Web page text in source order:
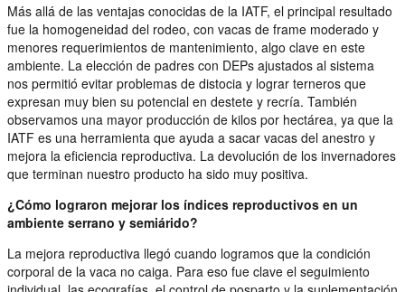
Más allá de las ventajas conocidas de la IATF, el principal resultado
fue la homogeneidad del rodeo, con vacas de frame moderado y
menores requerimientos de mantenimiento, algo clave en este
ambiente. La elección de padres con DEPs ajustados al sistema
nos permitió evitar problemas de distocia y lograr terneros que
expresan muy bien su potencial en destete y recría. También
observamos una mayor producción de kilos por hectárea, ya que la
IATF es una herramienta que ayuda a sacar vacas del anestro y
mejora la eficiencia reproductiva. La devolución de los invernadores
que terminan nuestro producto ha sido muy positiva.
¿Cómo lograron mejorar los índices reproductivos en un
ambiente serrano y semiárido?
La mejora reproductiva llegó cuando logramos que la condición
corporal de la vaca no caiga. Para eso fue clave el seguimiento